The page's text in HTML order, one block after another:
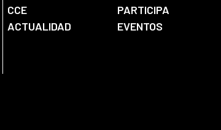
CCE PARTICIPA
ACTUALIDAD
EVENTOS